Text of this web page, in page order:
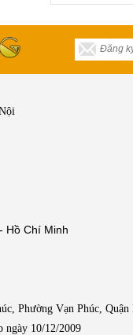
Hồ Chí Minh
Phường Vạn Phúc,
ngày 10/12/2009